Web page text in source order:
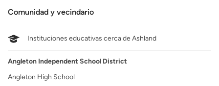
Comunidad y vecindario
Instituciones educativas cerca de Ashland
Angleton Independent School District
Angleton High School